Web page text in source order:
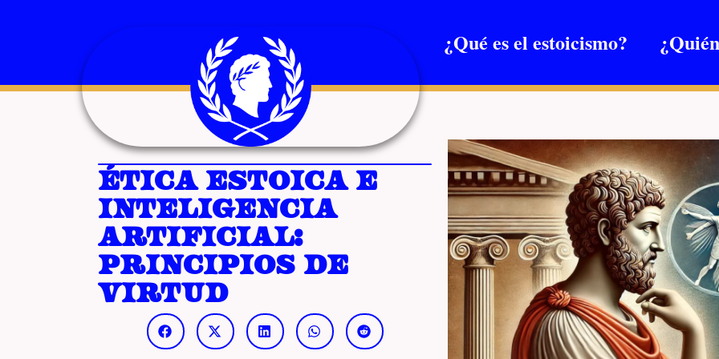
¿Qué es el estoicismo?
Ética estoica e
inteligencia
artificial:
principios de
virtud